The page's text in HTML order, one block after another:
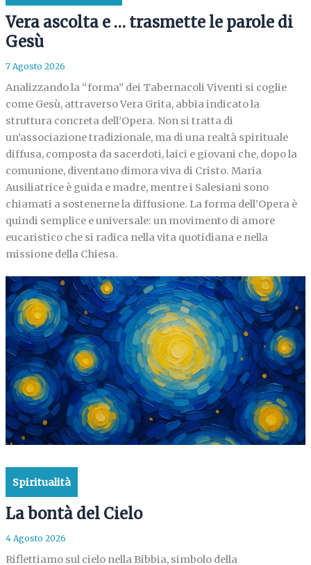
Vera ascolta e … trasmette le parole di
Gesù
7 Agosto 2026
Analizzando la “forma” dei Tabernacoli Viventi si coglie
come Gesù, attraverso Vera Grita, abbia indicato la
struttura concreta dell’Opera. Non si tratta di
un’associazione tradizionale, ma di una realtà spirituale
diffusa, composta da sacerdoti, laici e giovani che, dopo la
comunione, diventano dimora viva di Cristo. Maria
Ausiliatrice è guida e madre, mentre i Salesiani sono
chiamati a sostenerne la diffusione. La forma dell’Opera è
quindi semplice e universale: un movimento di amore
eucaristico che si radica nella vita quotidiana e nella
missione della Chiesa.
Spiritualità
La bontà del Cielo
4 Agosto 2026
Riflettiamo sul cielo nella Bibbia, simbolo della